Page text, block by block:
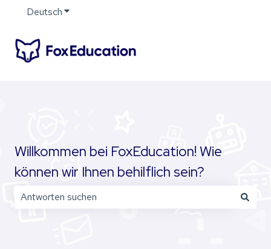
DeutschUntermenü für Übersetzungen anzeigen
Willkommen bei FoxEducation! Wie
können wir Ihnen behilflich sein?